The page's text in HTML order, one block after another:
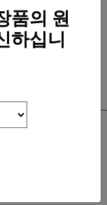
회원입
품의 원
하십니